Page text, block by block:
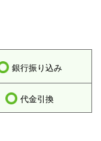
銀行振り込み
代金引換